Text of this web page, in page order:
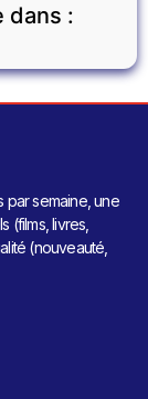
dans :
par semaine, une
(films, livres,
(nouveauté,